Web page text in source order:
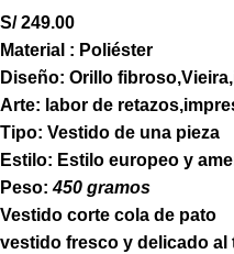
S/249.00
Material : Poliéster
Diseño: Orillo
Arte: labor de
Tipo: Vestido de una pieza
Estilo: Estilo europeo y
Peso:450 gramos
Vestido corte cola de pato
vestido fresco y delicado al